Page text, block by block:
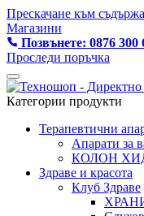
Прескачане към
Магазини
Позвънете: 0876 300
Проследи поръчка
Категории продукти
Терапевтични
Апарати за
КОЛОН
Здраве и красота
Клуб Здраве